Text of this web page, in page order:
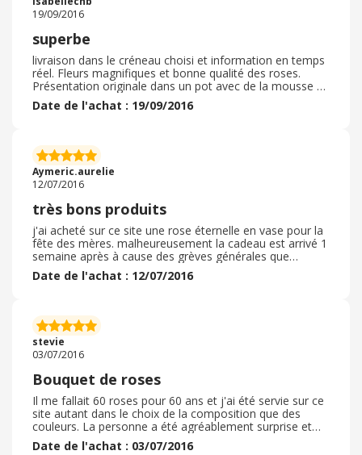
19/09/2016
superbe
livraison dans le créneau choisi et information en temps
réel. Fleurs magnifiques et bonne qualité des roses.
Présentation originale dans un pot avec de la mousse ce
qui permet de conserver le bouquet plus longtemps.
Date de l'achat : 19/09/2016
Aymeric.aurelie
12/07/2016
très bons produits
j'ai acheté sur ce site une rose éternelle en vase pour la
fête des mères. malheureusement la cadeau est arrivé 1
semaine après à cause des grèves générales que
subissait la France ( poste, pénuries carburant... ) Je ne
peux donc pas juger le délai de livraison par contre je
recommanderai certainement sur ce site si besoin
Date de l'achat : 12/07/2016
stevie
03/07/2016
Bouquet de roses
Il me fallait 60 roses pour 60 ans et j'ai été servie sur ce
site autant dans le choix de la composition que des
couleurs. La personne a été agréablement surprise et
ravie par la qualité d'emballage et la beauté du bouquet.
Date de l'achat : 03/07/2016